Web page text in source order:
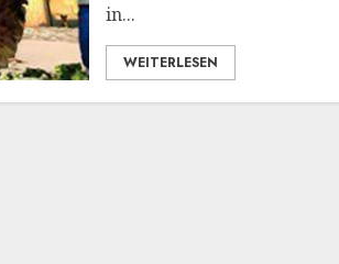
in...
WEITERLESEN